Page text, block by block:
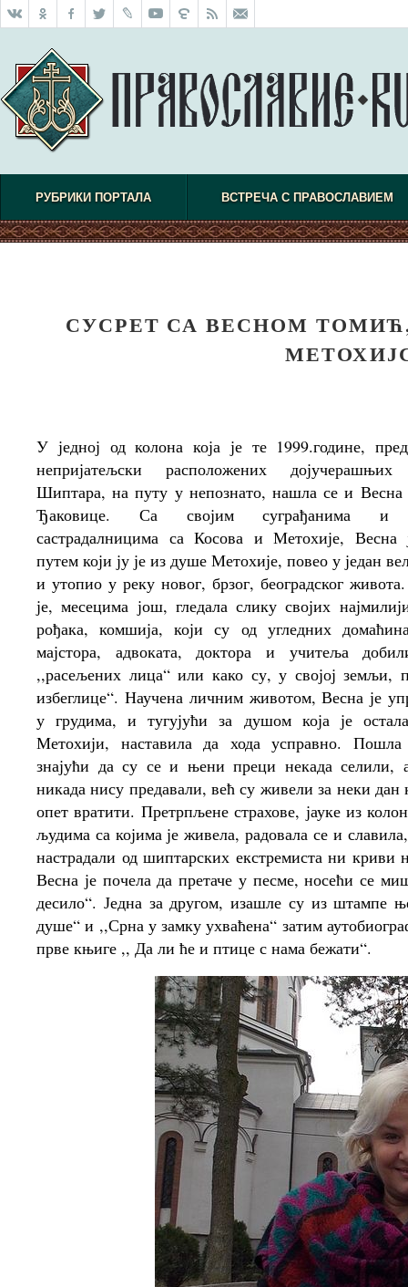
РУБРИКИ ПОРТАЛА ВСТРЕЧА С ПРАВОСЛАВИЕМ
СУСРЕТ СА ВЕСНОМ
У једној од колона која је те 1999.године,
непријатељски расположених
Шиптара, на путу у непознато, нашла се и
Ђаковице. Са својим суграђанима и
састрадалницима са Косова и Метохије, Весна
путем који ју је из душе Метохије, повео у један
и утопио у реку новог, брзог, београдског
је, месецима још, гледала слику својих
рођака, комшија, који су од угледних
мајстора, адвоката, доктора и учитеља
,,расељених лица“ или како су, у својој земљи,
избеглице“. Научена личним животом, Весна је
у грудима, и тугујући за душом која је
Метохији, наставила да хода усправно.
знајући да су се и њени преци некада селили,
никада нису предавали, већ су живели за неки дан
опет вратити. Претрпљене страхове, јауке из
људима са којима је живела, радовала се и
настрадали од шиптарских екстремиста ни криви
Весна је почела да претаче у песме, носећи се
десило“. Једна за другом, изашле су из штампе
душе“ и ,,Срна у замку ухваћена“ затим
прве књиге ,, Да ли ће и птице с нама бежати“.